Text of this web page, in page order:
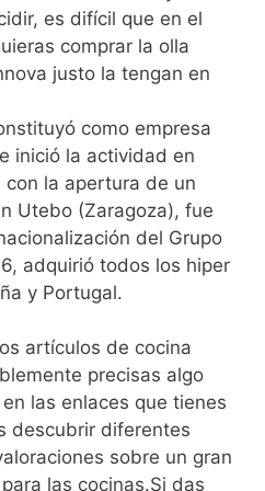
es difícil que en el
comprar la olla
justo la tengan en
como empresa
inició la actividad en
con la apertura de un
Utebo (Zaragoza), fue
del Grupo
adquirió todos los hiper
y Portugal.
artículos de cocina
precisas algo
las enlaces que tienes
descubrir diferentes
sobre un gran
las cocinas.Si das